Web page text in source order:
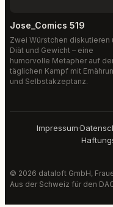
Jose_Comics 519
Zwei Würstchen diskutieren
Diät und Gewicht – eine
humorvolle Metapher auf
täglichen Kampf mit
und Selbstakzeptanz.
Impressum·
© 2026 dataloft GmbH,
Aus der Schweiz für den